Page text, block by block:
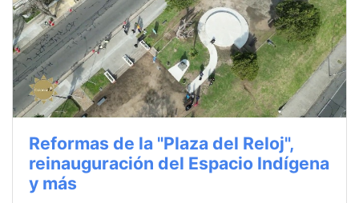
Reformas de la "Plaza del Reloj",
reinauguración del Espacio Indígena
y más